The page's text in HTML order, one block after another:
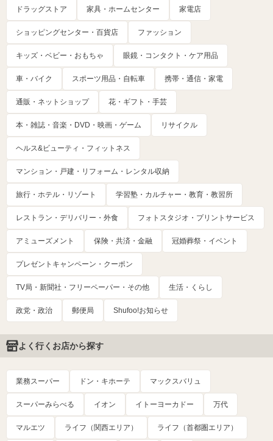
ドラッグストア 家具・ホームセンター 家電店
ショッピングセンター・百貨店 ファッション
キッズ・ベビー・おもちゃ 眼鏡・コンタクト・ケア用品
車・バイク スポーツ用品・自転車 携帯・通信・家電
通販・ネットショップ 花・ギフト・手芸
本・雑誌・音楽・DVD・映画・ゲーム リサイクル
ヘルス&ビューティ・フィットネス
マンション・戸建・リフォーム・レンタル収納
旅行・ホテル・リゾート 学習塾・カルチャー・教育・教習所
レストラン・デリバリー・外食 フォトスタジオ・プリントサービス
アミューズメント 保険・共済・金融 冠婚葬祭・イベント
プレゼントキャンペーン・クーポン
TV局・新聞社・フリーペーパー・その他 生活・くらし
政党・政治 郵便局 Shufoo!お知らせ
よく行くお店から探す
業務スーパー ドン・キホーテ マックスバリュ
スーパーみらべる イオン イトーヨーカドー 万代
マルエツ ライフ（関西エリア） ライフ（首都圏エリア）